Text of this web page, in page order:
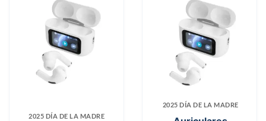
2025 DÍA DE LA MADRE
2025 DÍA DE LA MADRE